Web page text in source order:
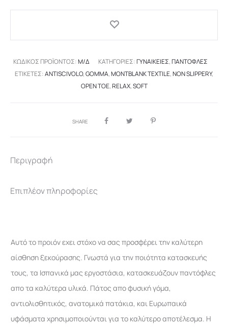
ΚΩΔΙΚΌΣ ΠΡΟΪΌΝΤΟΣ:Μ/Δ ΚΑΤΗΓΟΡΊΕΣ:ΓΥΝΑΙΚΕΊΕΣ,ΠΑΝΤΌΦΛΕΣ
ΕΤΙΚΈΤΕΣ:ANTISCIVOLO,GOMMA,MONTBLANK TEXTILE,NON SLIPPERY,
OPEN TOE,RELAX,SOFT
SHARE
Περιγραφή
Επιπλέον πληροφορίες
Αυτό το προιόν εχει στόχο να σας προσφέρει την καλύτερη
αίσθηση ξεκούρασης. Γνωστά για την ποιότητα κατασκευής
τους, τα Ισπανικά μας εργοστάσια, κατασκευάζουν παντόφλες
απο τα καλύτερα υλικά. Πάτος απο φυσική γόμα,
αντιολισθητικός, ανατομικά πατάκια, και Ευρωπαικά
υφάσματα χρησιμοποιούνται για το καλύτερο αποτέλεσμα. Η